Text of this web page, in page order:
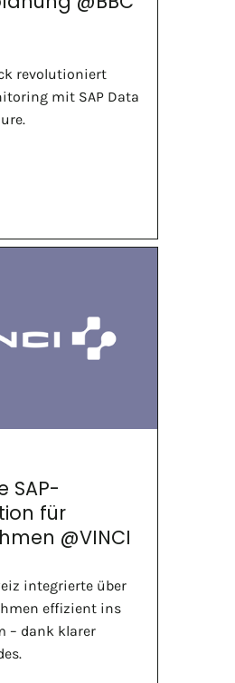
revolutioniert
mit SAP Data
SAP-
für
@VINCI
integrierte über
effizient ins
– dank klarer